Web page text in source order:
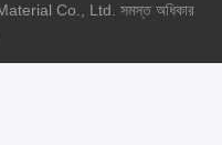
Co., Ltd. সমস্ত অধিকার